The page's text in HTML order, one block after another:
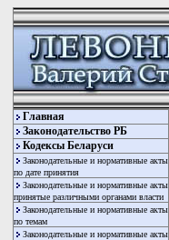
Главная
Законодательство РБ
Кодексы Беларуси
Законодательные и нормативные акты
по дате принятия
Законодательные и нормативные акты
принятые различными органами власти
Законодательные и нормативные акты
по темам
Законодательные и нормативные акты